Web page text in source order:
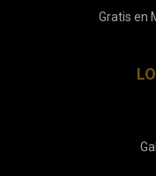
Gratis en